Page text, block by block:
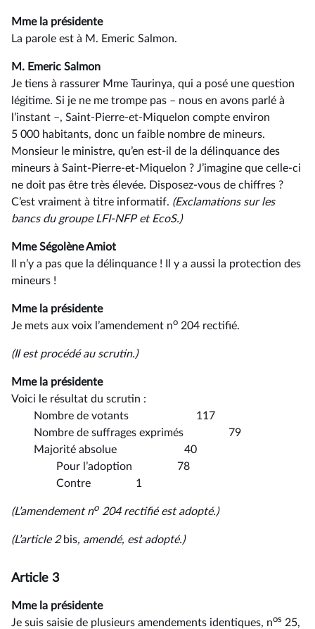
Mme la présidente
La parole est à M. Emeric Salmon.
M. Emeric Salmon
Je tiens à rassurer Mme Taurinya, qui a posé une question
légitime. Si je ne me trompe pas –⁠ nous en avons parlé à
l’instant –, Saint-Pierre-et-Miquelon compte environ
5 000 habitants, donc un faible nombre de mineurs.
Monsieur le ministre, qu’en est-il de la délinquance des
mineurs à Saint-Pierre-et-Miquelon ? J’imagine que celle-ci
ne doit pas être très élevée. Disposez-vous de chiffres ?
C’est vraiment à titre informatif. (Exclamationssurles
bancsdugroupeLFI-NFPetEcoS.)
Mme Ségolène Amiot
Il n’y a pas que la délinquance ! Il y a aussi la protection des
mineurs !
Mme la présidente
Je mets aux voix l’amendement no 204 rectifié.
(Il est procédé au scrutin.)
Mme la présidente
Voici le résultat du scrutin :
Nombre de votants 117
Nombre de suffrages exprimés 79
Majorité absolue 40
Pour l’adoption 78
Contre 1
(L’amendement no 204 rectifié est adopté.)
(L’article 2bis, amendé, est adopté.)
Article 3
Mme la présidente
Je suis saisie de plusieurs amendements identiques, nos 25,